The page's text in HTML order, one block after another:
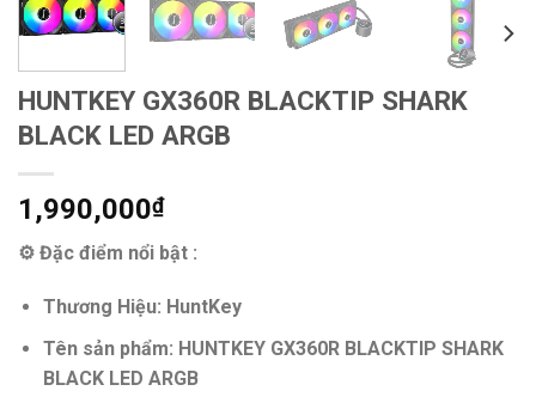
HUNTKEY GX360R BLACKTIP SHARK
BLACK LED ARGB
1,990,000₫
⚙ Đặc điểm nổi bật :
Thương Hiệu: HuntKey
Tên sản phẩm: HUNTKEY GX360R BLACKTIP SHARK
BLACK LED ARGB